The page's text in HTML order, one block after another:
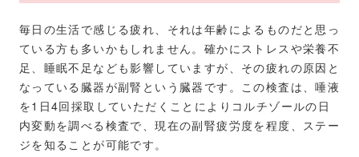
毎日の生活で感じる疲れ、それは年齢によるものだと思っ
ている方も多いかもしれません。確かにストレスや栄養不
足、睡眠不足なども影響していますが、その疲れの原因と
なっている臓器が副腎という臓器です。この検査は、唾液
を1日4回採取していただくことによりコルチゾールの日
内変動を調べる検査で、現在の副腎疲労度を程度、ステー
ジを知ることが可能です。